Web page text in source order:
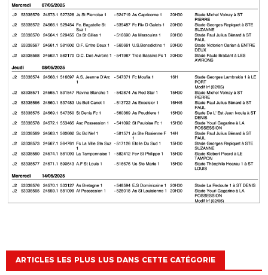
ARTICLES LES PLUS LUS DANS CETTE CATÉGORIE